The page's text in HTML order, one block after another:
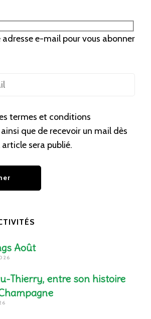
adresse e-mail pour vous abonner
termes et conditions
que de recevoir un mail dès
sera publié.
Août
Thierry, entre son histoire